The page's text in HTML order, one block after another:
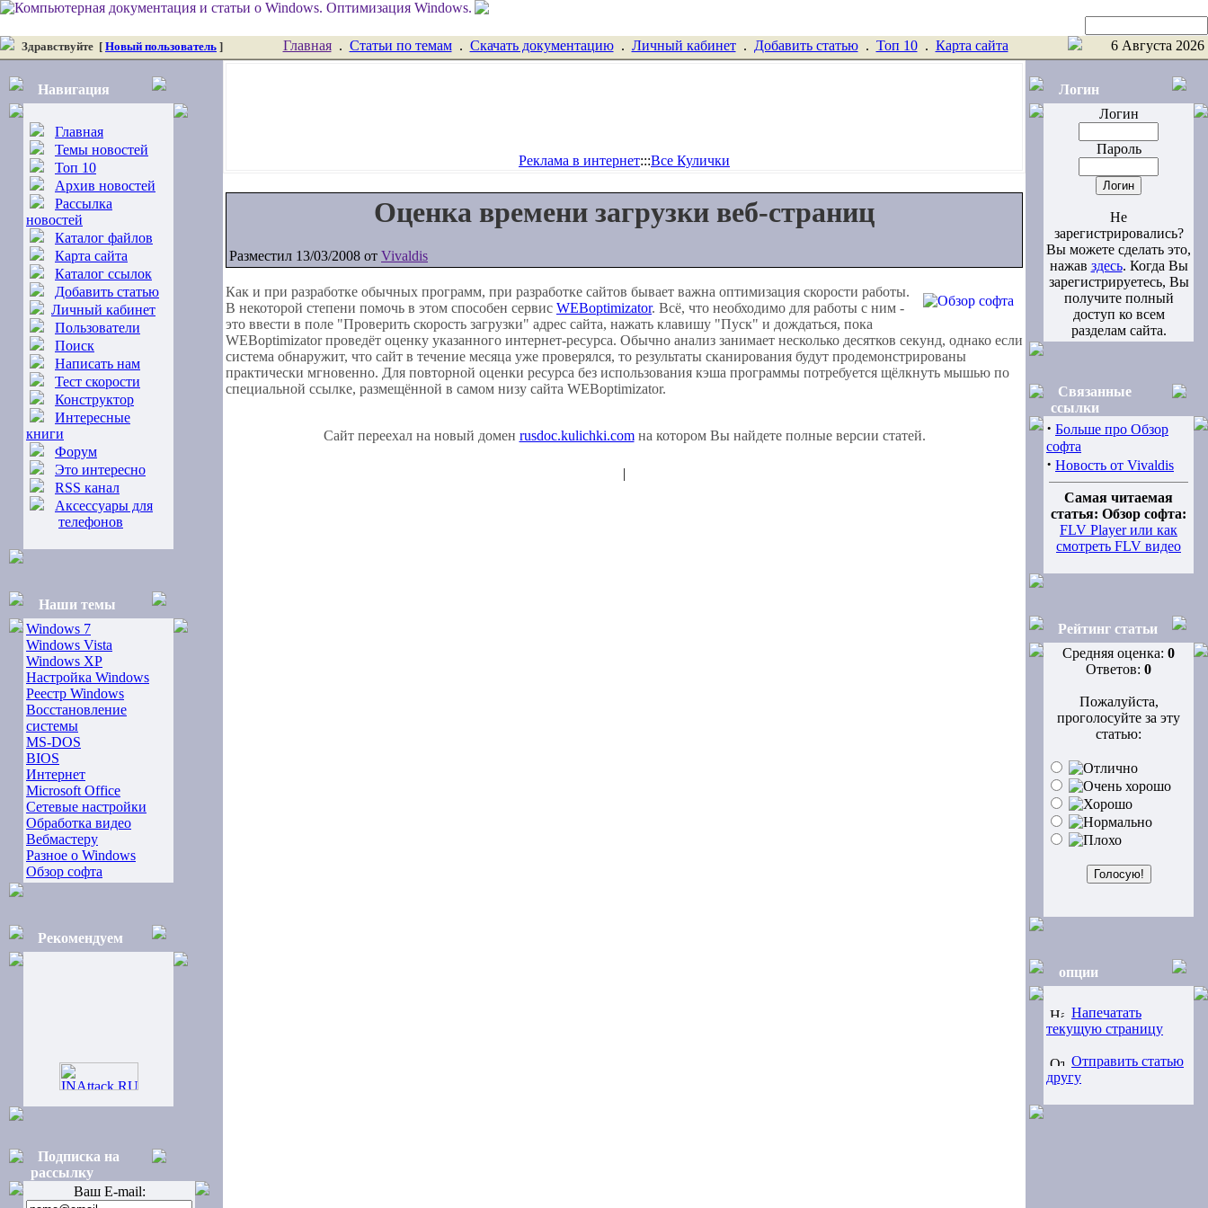
Здравствуйте [ Новый пользователь ] Главная. Статьи по темам. Скачать документацию. Личный кабинет. Добавить статью. Toп 10. Карта сайта 6 Августа 2026
Навигация
Главная
Темы новостей
Топ 10
Архив новостей
Рассылка
новостей
Каталог файлов
Карта сайта
Каталог ссылок
Добавить статью
Личный кабинет
Пользователи
Поиск
Написать нам
Тест скорости
Конструктор
Интересные
книги
Форум
Это интересно
RSS канал
Аксессуары для
телефонов
Наши темы
Windows 7
Windows Vista
Windows XP
Настройка Windows
Реестр Windows
Восстановление
системы
MS-DOS
BIOS
Интернет
Microsoft Office
Сетевые настройки
Обработка видео
Вебмастеру
Разное о Windows
Обзор софта
Рекомендуем
Подписка на
рассылку
Ваш E-mail:
Реклама в интернет:::Все Кулички
Оценка времени загрузки веб-страниц
Разместил 13/03/2008 от Vivaldis
Как и при разработке обычных программ, при разработке сайтов бывает важна оптимизация скорости работы.
В некоторой степени помочь в этом способен сервис WEBoptimizator. Всё, что необходимо для работы с ним -
это ввести в поле "Проверить скорость загрузки" адрес сайта, нажать клавишу "Пуск" и дождаться, пока
WEBoptimizator проведёт оценку указанного интернет-ресурса. Обычно анализ занимает несколько десятков секунд, однако если
система обнаружит, что сайт в течение месяца уже проверялся, то результаты сканирования будут продемонстрированы
практически мгновенно. Для повторной оценки ресурса без использования кэша программы потребуется щёлкнуть мышью по
специальной ссылке, размещённой в самом низу сайта WEBoptimizator.
Сайт переехал на новый домен rusdoc.kulichki.comна котором Вы найдете полные версии статей.
|
Логин
Логин
Пароль
Не
зарегистрировались?
Вы можете сделать это,
нажав здесь. Когда Вы
зарегистрируетесь, Вы
получите полный
доступ ко всем
разделам сайта.
Связанные
ссылки
· Больше про Обзор
софта
· Новость от Vivaldis
Самая читаемая
статья: Обзор софта:
FLV Player или как
смотреть FLV видео
Рейтинг статьи
Средняя оценка: 0
Ответов: 0
Пожалуйста,
проголосуйте за эту
статью:
опции
Напечатать
текущую страницу
Отправить статью
другу